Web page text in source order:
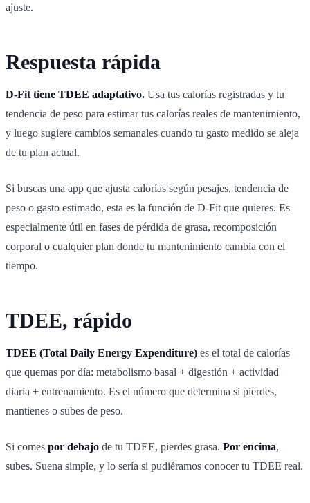
ajuste.
Respuesta rápida
D-Fit tiene TDEE adaptativo. Usa tus calorías registradas y tu
tendencia de peso para estimar tus calorías reales de mantenimiento,
y luego sugiere cambios semanales cuando tu gasto medido se aleja
de tu plan actual.
Si buscas una app que ajusta calorías según pesajes, tendencia de
peso o gasto estimado, esta es la función de D-Fit que quieres. Es
especialmente útil en fases de pérdida de grasa, recomposición
corporal o cualquier plan donde tu mantenimiento cambia con el
tiempo.
TDEE, rápido
TDEE (Total Daily Energy Expenditure) es el total de calorías
que quemas por día: metabolismo basal + digestión + actividad
diaria + entrenamiento. Es el número que determina si pierdes,
mantienes o subes de peso.
Si comes por debajo de tu TDEE, pierdes grasa. Por encima,
subes. Suena simple, y lo sería si pudiéramos conocer tu TDEE real.